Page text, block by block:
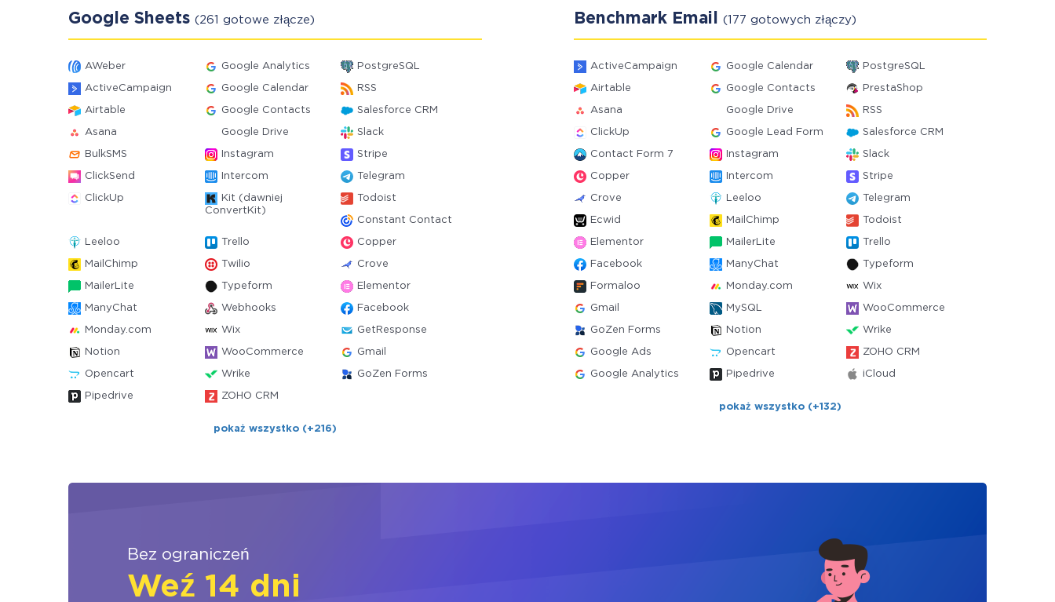
Google Sheets (261 gotowe złącze)
AWeber Google Analytics PostgreSQL
ActiveCampaign Google Calendar RSS
Airtable Google Contacts Salesforce CRM
Asana Google Drive Slack
BulkSMS Instagram Stripe
ClickSend Intercom Telegram
ClickUp
Kit (dawniej
ConvertKit)
Todoist
Constant Contact
Leeloo Trello Copper
MailChimp Twilio Crove
MailerLite Typeform Elementor
ManyChat Webhooks Facebook
Monday.com Wix GetResponse
Notion WooCommerce Gmail
Opencart Wrike GoZen Forms
Pipedrive ZOHO CRM
pokaż wszystko (+216)
Benchmark Email (177 gotowych złączy)
ActiveCampaign Google Calendar PostgreSQL
Airtable Google Contacts PrestaShop
Asana Google Drive RSS
ClickUp Google Lead Form Salesforce CRM
Contact Form 7 Instagram Slack
Copper Intercom Stripe
Crove Leeloo Telegram
Ecwid MailChimp Todoist
Elementor MailerLite Trello
Facebook ManyChat Typeform
Formaloo Monday.com Wix
Gmail MySQL WooCommerce
GoZen Forms Notion Wrike
Google Ads Opencart ZOHO CRM
Google Analytics Pipedrive iCloud
pokaż wszystko (+132)
Bez ograniczeń
Weź 14 dni